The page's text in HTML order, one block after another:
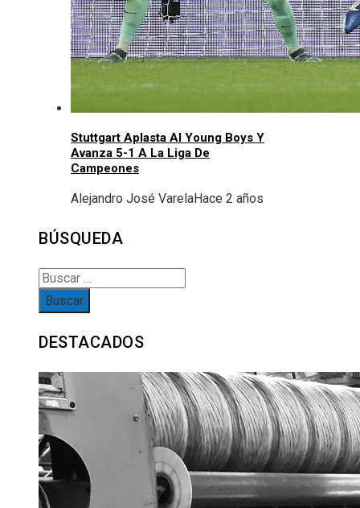
Stuttgart Aplasta Al Young Boys Y
Avanza 5-1 A La Liga De
Campeones
Alejandro José VarelaHace 2 años
BÚSQUEDA
Buscar:
DESTACADOS